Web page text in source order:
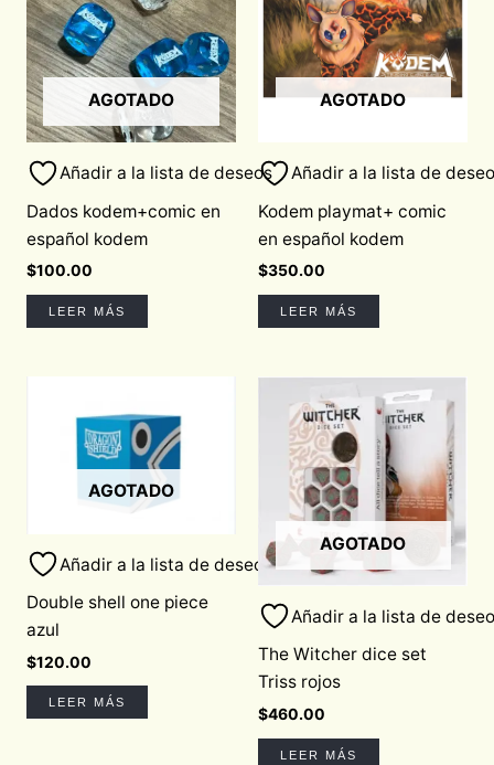
AGOTADO
Añadir a la lista de deseos
Dados kodem+comic en
español kodem
$100.00
LEER MÁS
AGOTADO
Añadir a la lista de
Kodem playmat+ comic
en español kodem
$350.00
LEER MÁS
AGOTADO
Añadir a la lista de deseos
Double shell one piece
azul
$120.00
LEER MÁS
AGOTADO
Añadir a la lista de
The Witcher dice set
Triss rojos
$460.00
LEER MÁS